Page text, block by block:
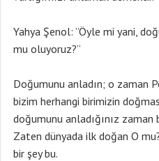
Yahya Şenol: ”Öyle mi yani,
mu oluyoruz?”
Doğumunu anladın; o zaman
bizim herhangi birimizin
doğumunu anladığınız zaman
Zaten dünyada ilk doğan O
bir şey bu.